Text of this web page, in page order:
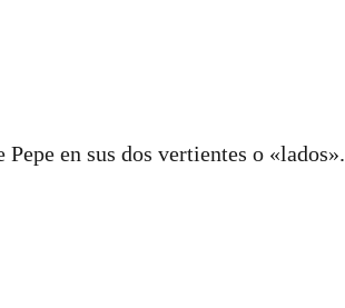
en sus dos vertientes o «lados».